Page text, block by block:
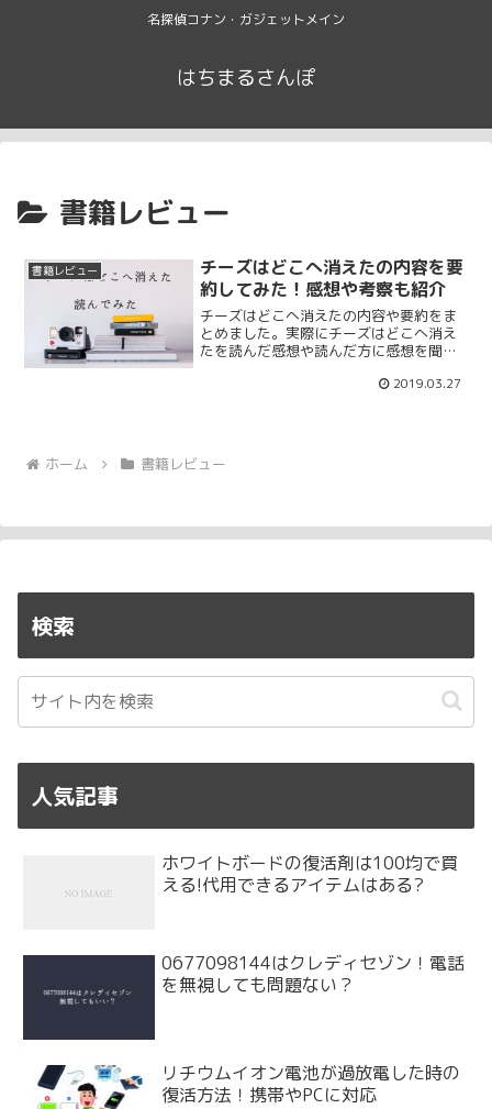
名探偵コナン・ガジェットメイン
はちまるさんぽ
書籍レビュー
書籍レビュー
チーズはどこへ消えたの内容を要
約してみた！感想や考察も紹介
チーズはどこへ消えたの内容や要約をま
とめました。実際にチーズはどこへ消え
たを読んだ感想や読んだ方に感想を聞い
からずっと人気があるビジネス書なので
2019.03.27
ホーム 書籍レビュー
検索
人気記事
ホワイトボードの復活剤は100均で買
える!代用できるアイテムはある?
0677098144はクレディセゾン！電話
を無視しても問題ない？
リチウムイオン電池が過放電した時の
復活方法！携帯やPCに対応